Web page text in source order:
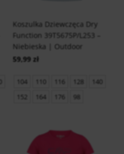
Koszulka Dziewczęca Dry
Function 39T5675P/L253 –
Niebieska | Outdoor
59,99 zł
104 110 116 128
140
152
164 176 98